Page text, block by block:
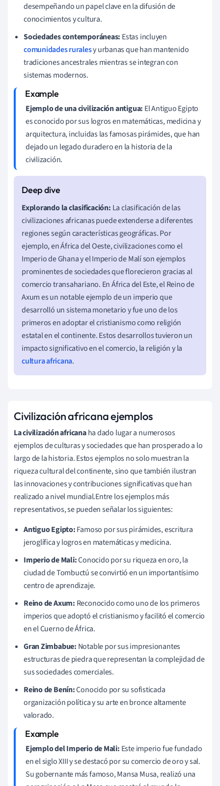
desempeñando un papel clave en la difusión de
conocimientos y cultura.
Sociedades contemporáneas: Estas incluyen
comunidades ruralesy urbanas que han mantenido
tradiciones ancestrales mientras se integran con
sistemas modernos.
Ejemplo de una civilización antigua: El Antiguo Egipto
es conocido por sus logros en matemáticas, medicina y
arquitectura, incluidas las famosas pirámides, que han
dejado un legado duradero en la historia de la
civilización.
Explorando la clasificación: La clasificación de las
civilizaciones africanas puede extenderse a diferentes
regiones según características geográficas. Por
ejemplo, en África del Oeste, civilizaciones como el
Imperio de Ghana y el Imperio de Malí son ejemplos
prominentes de sociedades que florecieron gracias al
comercio transahariano. En África del Este, el Reino de
Axum es un notable ejemplo de un imperio que
desarrolló un sistema monetario y fue uno de los
primeros en adoptar el cristianismo como religión
estatal en el continente. Estos desarrollos tuvieron un
impacto significativo en el comercio, la religión y la
cultura africana.
Civilización africana ejemplos
La civilización africanaha dado lugar a numerosos
ejemplos de culturas y sociedades que han prosperado a lo
largo de la historia. Estos ejemplos no solo muestran la
riqueza cultural del continente, sino que también ilustran
las innovaciones y contribuciones significativas que han
realizado a nivel mundial.Entre los ejemplos más
representativos, se pueden señalar los siguientes:
Antiguo Egipto:Famoso por sus pirámides, escritura
jeroglífica y logros en matemáticas y medicina.
Imperio de Mali:Conocido por su riqueza en oro, la
ciudad de Tombuctú se convirtió en un importantísimo
centro de aprendizaje.
Reino de Axum: Reconocido como uno de los primeros
imperios que adoptó el cristianismo y facilitó el comercio
en el Cuerno de África.
Gran Zimbabue: Notable por sus impresionantes
estructuras de piedra que representan la complejidad de
sus sociedades comerciales.
Reino de Benín:Conocido por su sofisticada
organización política y su arte en bronce altamente
valorado.
Ejemplo del Imperio de Mali: Este imperio fue fundado
en el siglo XIII y se destacó por su comercio de oro y sal.
Su gobernante más famoso, Mansa Musa, realizó una